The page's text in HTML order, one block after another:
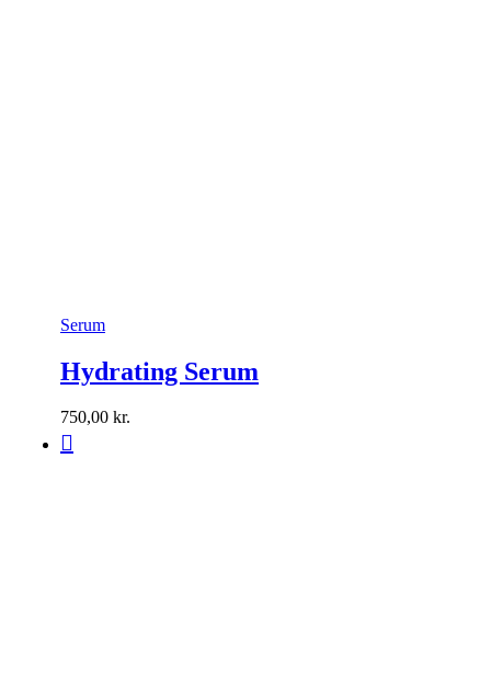
Serum
Hydrating Serum
750,00 kr.